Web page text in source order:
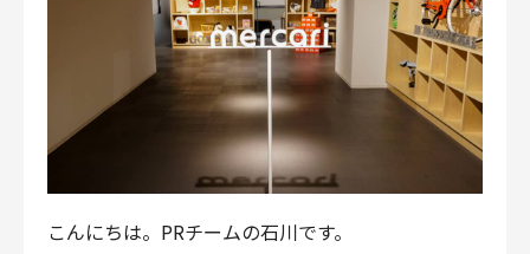
データアナリティクス
プロダクトデザイン
クリエイティブ
コーポレート
法務
こんにちは。PRチームの石川です。